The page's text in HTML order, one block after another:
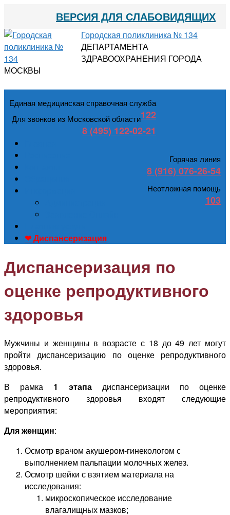
ВЕРСИЯ ДЛЯ СЛАБОВИДЯЩИХ
Городская поликлиника № 134
ДЕПАРТАМЕНТА
ЗДРАВООХРАНЕНИЯ ГОРОДА
МОСКВЫ
Единая медицинская справочная служба
122
Для звонков из Московской области
8 (495) 122-02-21
Горячая линия
8 (916) 076-26-54
Неотложная помощь
103
❤ Диспансеризация
Диспансеризация по
оценке репродуктивного
здоровья
Мужчины и женщины в возрасте с 18 до 49 лет могут
пройти диспансеризацию по оценке репродуктивного
здоровья.
В рамка 1 этападиспансеризации по оценке
репродуктивного здоровья входят следующие
мероприятия:
Для женщин:
Осмотр врачом акушером-гинекологом с
выполнением пальпации молочных желез.
Осмотр шейки с взятием материала на
исследования:
микроскопическое исследование
влагалищных мазков;